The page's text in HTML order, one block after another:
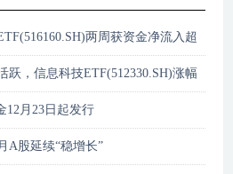
两周获资金净流入超
跃，信息科技ETF(512330.SH)涨幅
12月23日起发行
A股延续“稳增长”